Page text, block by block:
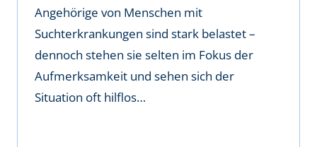
Angehörige von Menschen mit
Suchterkrankungen sind stark belastet –
dennoch stehen sie selten im Fokus der
Aufmerksamkeit und sehen sich der
Situation oft hilflos…